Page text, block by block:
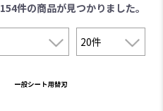
154件の商品が見つかりました。